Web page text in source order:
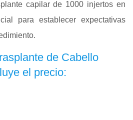
capilar de 1000 injertos en
para establecer expectativas
de Cabello
el precio: